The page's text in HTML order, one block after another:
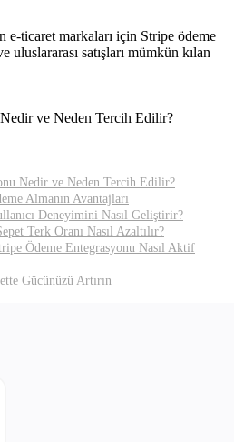
e-ticaret markaları için Stripe ödeme
uluslararası satışları mümkün kılan
ve Neden Tercih Edilir?
Nedir ve Neden Tercih Edilir?
Almanın Avantajları
Deneyimini Nasıl Geliştirir?
Terk Oranı Nasıl Azaltılır?
Ödeme Entegrasyonu Nasıl Aktif
Gücünüzü Artırın